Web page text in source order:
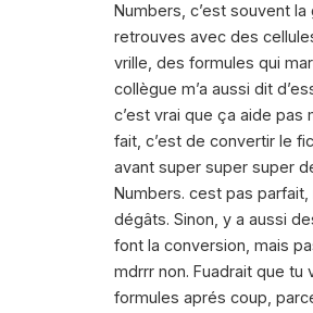
Numbers, c’est souvent
retrouves avec des
vrille, des formules qui
collègue m’a aussi dit
c’est vrai que ça aide pas
fait, c’est de convertir le
avant super super super
Numbers. cest pas
dégâts. Sinon, y a aussi
font la conversion, mais
mdrrr non. Fuadrait que tu
formules aprés coup,